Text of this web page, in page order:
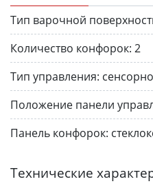
Тип варочной
Количество конфорок: 2
Тип управления:
Положение панели
Панель конфорок:
Технические